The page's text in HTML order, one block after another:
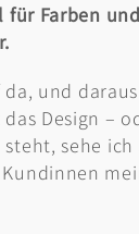
für Farben
und
Design –
sehe